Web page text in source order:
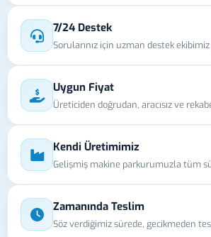
7/24 Destek
Sorularınız için uzman destek ekibimiz
Uygun Fiyat
Üreticiden doğrudan, aracısız ve
Kendi Üretimimiz
Gelişmiş makine parkurumuzla tüm
Zamanında Teslim
Söz verdiğimiz sürede, gecikmeden